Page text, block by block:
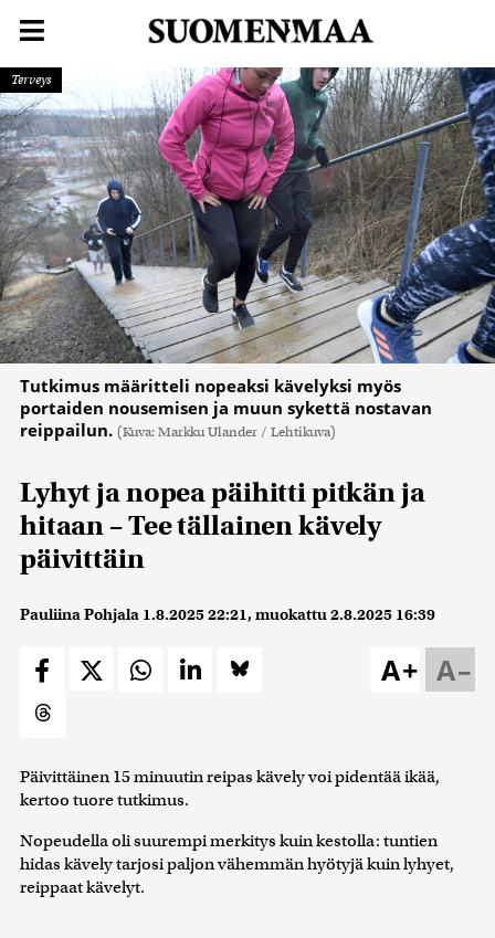
Terveys
Tutkimus määritteli nopeaksi kävelyksi myös
portaiden nousemisen ja muun sykettä nostavan
reippailun. (Kuva: Markku Ulander / Lehtikuva)
Lyhyt ja nopea päihitti pitkän ja
hitaan – Tee tällainen kävely
päivittäin
Pauliina Pohjala 1.8.2025 22:21, muokattu2.8.2025 16:39
A–
A+
Päivittäinen 15 minuutin reipas kävely voi pidentää ikää,
kertoo tuore tutkimus.
Nopeudella oli suurempi merkitys kuin kestolla: tuntien
hidas kävely tarjosi paljon vähemmän hyötyjä kuin lyhyet,
reippaat kävelyt.